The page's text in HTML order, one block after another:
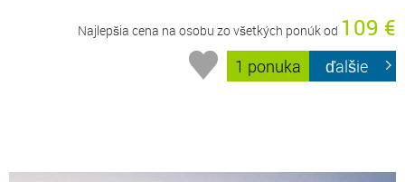
Najlepšia cena na osobu zo všetkých ponúk od 109 €
1 ponuka ďalšie